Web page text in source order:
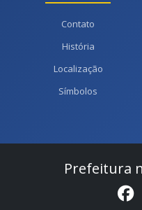
Contato
História
Localização
Símbolos
Prefeitura